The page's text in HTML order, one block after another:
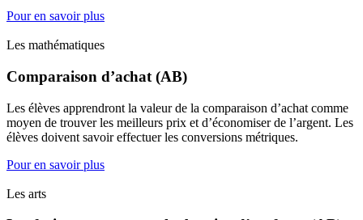
Pour en savoir plus
Les mathématiques
Comparaison d’achat (AB)
Les élèves apprendront la valeur de la comparaison d’achat comme
moyen de trouver les meilleurs prix et d’économiser de l’argent. Les
élèves doivent savoir effectuer les conversions métriques.
Pour en savoir plus
Les arts